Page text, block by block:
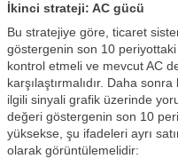
İkinci strateji: AC gücü
Bu stratejiye göre, ticaret
göstergenin son 10
kontrol etmeli ve mevcut AC
karşılaştırmalıdır. Daha
ilgili sinyali grafik üzerinde
değeri göstergenin son 10
yüksekse, şu ifadeleri ayrı
olarak görüntülemelidir: